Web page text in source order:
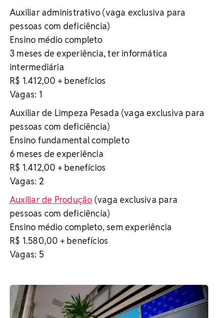
Auxiliar administrativo (vaga exclusiva para
pessoas com deficiência)
Ensino médio completo
3 meses de experiência, ter informática
intermediária
R$ 1.412,00 + benefícios
Vagas: 1
Auxiliar de Limpeza Pesada (vaga exclusiva para
pessoas com deficiência)
Ensino fundamental completo
6 meses de experiência
R$ 1.412,00 + benefícios
Vagas: 2
Auxiliar de Produção (vaga exclusiva para
pessoas com deficiência)
Ensino médio completo, sem experiência
R$ 1.580,00 + benefícios
Vagas: 5